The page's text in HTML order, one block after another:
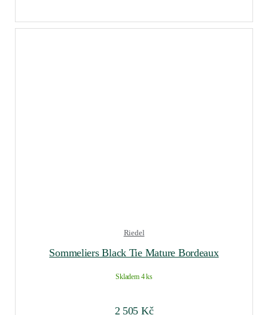
Riedel
Sommeliers Black Tie Mature Bordeaux
Skladem 4 ks
2 505 Kč